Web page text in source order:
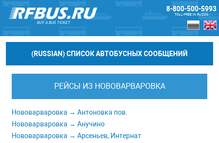
BUY A BUS TICKET
8-800-500-5993
TOLL-FREE IN RUSSIA
(RUSSIAN) СПИСОК АВТОБУСНЫХ СООБЩЕНИЙ
РЕЙСЫ ИЗ НОВОВАРВАРОВКА
Нововарваровка → Антоновка пов.
Нововарваровка → Анучино
Нововарваровка → Арсеньев, Интернат